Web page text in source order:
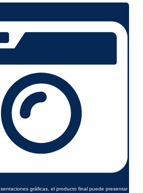
gráficas, el producto final puede presentar